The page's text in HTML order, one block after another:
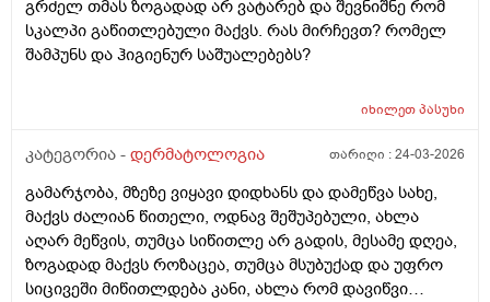
გრძელ თმას ზოგადად არ ვატარებ და შევნიშნე რომ
სკალპი გაწითლებული მაქვს. რას მირჩევთ? რომელ
შამპუნს და ჰიგიენურ საშუალებებს?
იხილეთპასუხი
კატეგორია - დერმატოლოგია თარიღი :24-03-2026
გამარჯობა, მზეზე ვიყავი დიდხანს და დამეწვა სახე,
მაქვს ძალიან წითელი, ოდნავ შეშუპებული, ახლა
აღარ მეწვის, თუმცა სიწითლე არ გადის, მესამე დღეა,
ზოგადად მაქვს როზაცეა, თუმცა მსუბუქად და უფრო
სიცივეში მიწითლდება კანი, ახლა რომ დავიწვი